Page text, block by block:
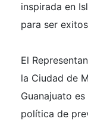
inspirada en
para ser
El
la Ciudad de
Guanajuato
política de